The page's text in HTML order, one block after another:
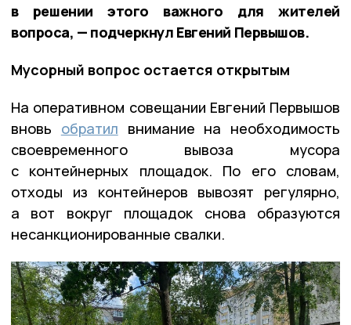
в решении этого важного для жителей
вопроса, — подчеркнул Евгений Первышов.
Мусорный вопрос остается открытым
На оперативном совещании Евгений Первышов
вновь обратил внимание на необходимость
своевременного вывоза мусора
с контейнерных площадок. По его словам,
отходы из контейнеров вывозят регулярно,
а вот вокруг площадок снова образуются
несанкционированные свалки.